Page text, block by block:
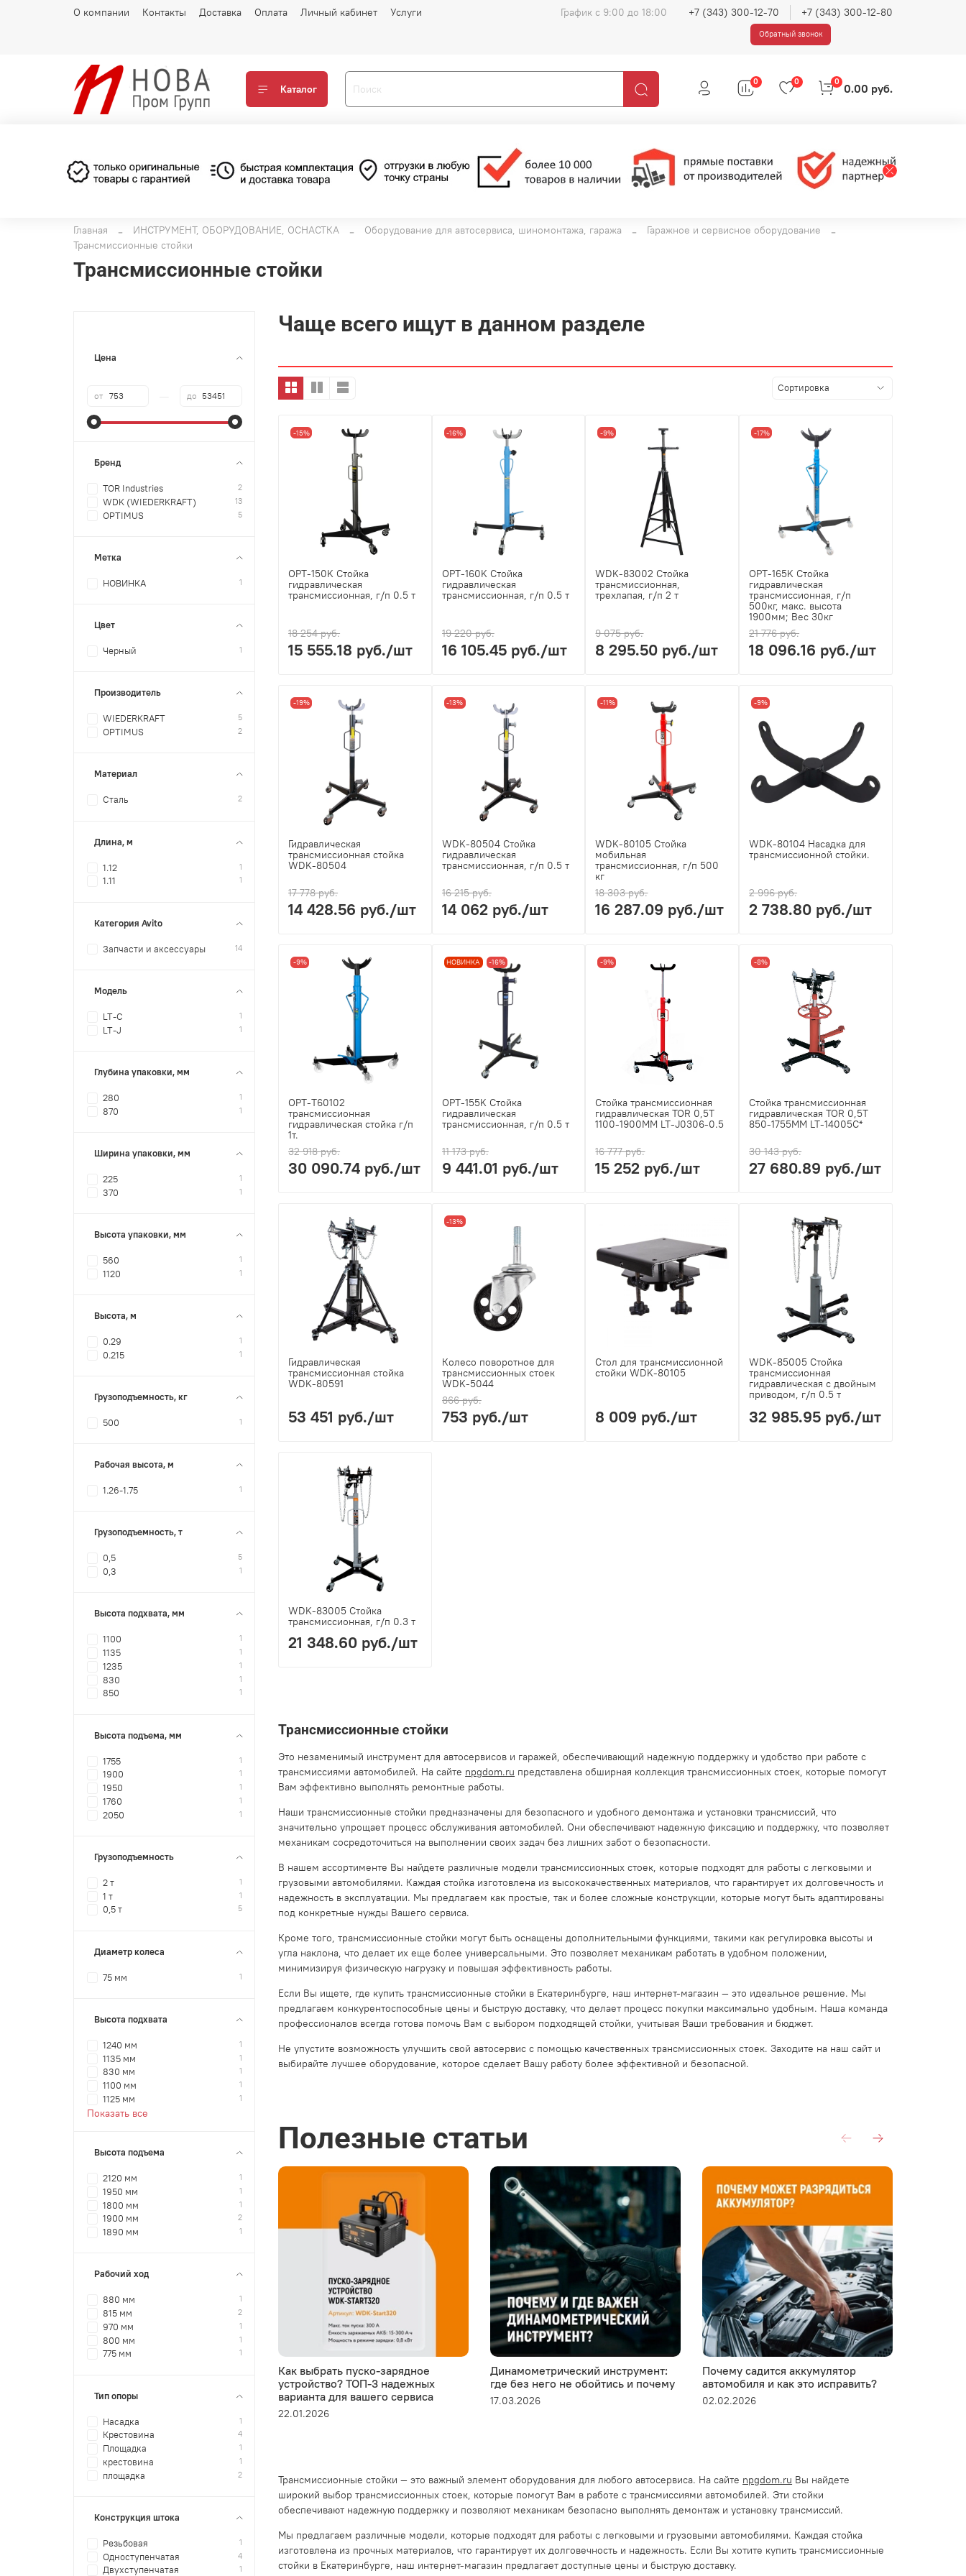
О компании Контакты Доставка Оплата Личный кабинет Услуги График с 9:00 до 18:00 +7 (343) 300-12-70 +7 (343) 300-12-80
Обратный звонок
Каталог
0 0 0 0.00 руб.
Главная ИНСТРУМЕНТ, ОБОРУДОВАНИЕ, ОСНАСТКА Оборудование для автосервиса, шиномонтажа, гаража
Гаражное и сервисное оборудование
Трансмиссионные стойки
Трансмиссионные стойки
Чаще всего ищут в данном разделе
-15%
OPT-150K Стойка
гидравлическая
трансмиссионная, г/п 0.5 т
18 254 руб.
15 555.18 руб./шт
-16%
OPT-160K Стойка
гидравлическая
трансмиссионная, г/п 0.5 т
19 220 руб.
16 105.45 руб./шт
-9%
WDK-83002 Стойка
трансмиссионная,
трехлапая, г/п 2 т
9 075 руб.
8 295.50 руб./шт
-17%
OPT-165K Стойка
гидравлическая
трансмиссионная, г/п
500кг, макс. высота
1900мм; Вес 30кг
21 776 руб.
18 096.16 руб./шт
-19%
Гидравлическая
трансмиссионная стойка
WDK-80504
17 778 руб.
14 428.56 руб./шт
-13%
WDK-80504 Стойка
гидравлическая
трансмиссионная, г/п 0.5 т
16 215 руб.
14 062 руб./шт
-11%
WDK-80105 Стойка
мобильная
трансмиссионная, г/п 500
кг
18 303 руб.
16 287.09 руб./шт
-9%
WDK-80104 Насадка для
трансмиссионной стойки.
2 996 руб.
2 738.80 руб./шт
-9%
OPT-T60102
трансмиссионная
гидравлическая стойка г/п
1т.
32 918 руб.
30 090.74 руб./шт
НОВИНКА -16%
OPT-155K Стойка
гидравлическая
трансмиссионная, г/п 0.5 т
11 173 руб.
9 441.01 руб./шт
-9%
Стойка трансмиссионная
гидравлическая TOR 0,5T
1100-1900MM LT-J0306-0.5
16 777 руб.
15 252 руб./шт
-8%
Стойка трансмиссионная
гидравлическая TOR 0,5T
850-1755MM LT-14005C*
30 143 руб.
27 680.89 руб./шт
Гидравлическая
трансмиссионная стойка
WDK-80591
53 451 руб./шт
-13%
Колесо поворотное для
трансмиссионных стоек
WDK-5044
866 руб.
753 руб./шт
Стол для трансмиссионной
стойки WDK-80105
8 009 руб./шт
WDK-85005 Стойка
трансмиссионная
гидравлическая с двойным
приводом, г/п 0.5 т
32 985.95 руб./шт
WDK-83005 Стойка
трансмиссионная, г/п 0.3 т
21 348.60 руб./шт
Трансмиссионные стойки
Это незаменимый инструмент для автосервисов и гаражей, обеспечивающий надежную поддержку и удобство при работе с
трансмиссиями автомобилей. На сайте npgdom.ru представлена обширная коллекция трансмиссионных стоек, которые помогут
Вам эффективно выполнять ремонтные работы.
Наши трансмиссионные стойки предназначены для безопасного и удобного демонтажа и установки трансмиссий, что
значительно упрощает процесс обслуживания автомобилей. Они обеспечивают надежную фиксацию и поддержку, что позволяет
механикам сосредоточиться на выполнении своих задач без лишних забот о безопасности.
В нашем ассортименте Вы найдете различные модели трансмиссионных стоек, которые подходят для работы с легковыми и
грузовыми автомобилями. Каждая стойка изготовлена из высококачественных материалов, что гарантирует их долговечность и
надежность в эксплуатации. Мы предлагаем как простые, так и более сложные конструкции, которые могут быть адаптированы
под конкретные нужды Вашего сервиса.
Кроме того, трансмиссионные стойки могут быть оснащены дополнительными функциями, такими как регулировка высоты и
угла наклона, что делает их еще более универсальными. Это позволяет механикам работать в удобном положении,
минимизируя физическую нагрузку и повышая эффективность работы.
Если Вы ищете, где купить трансмиссионные стойки в Екатеринбурге, наш интернет-магазин — это идеальное решение. Мы
предлагаем конкурентоспособные цены и быструю доставку, что делает процесс покупки максимально удобным. Наша команда
профессионалов всегда готова помочь Вам с выбором подходящей стойки, учитывая Ваши требования и бюджет.
Не упустите возможность улучшить свой автосервис с помощью качественных трансмиссионных стоек. Заходите на наш сайт и
выбирайте лучшее оборудование, которое сделает Вашу работу более эффективной и безопасной.
Полезные статьи
Как выбрать пуско-зарядное
устройство? ТОП-3 надежных
варианта для вашего сервиса
22.01.2026
Динамометрический инструмент:
где без него не обойтись и почему
17.03.2026
Почему садится аккумулятор
автомобиля и как это исправить?
02.02.2026
Трансмиссионные стойки — это важный элемент оборудования для любого автосервиса. На сайте npgdom.ru Вы найдете
широкий выбор трансмиссионных стоек, которые помогут Вам в работе с трансмиссиями автомобилей. Эти стойки
обеспечивают надежную поддержку и позволяют механикам безопасно выполнять демонтаж и установку трансмиссий.
Мы предлагаем различные модели, которые подходят для работы с легковыми и грузовыми автомобилями. Каждая стойка
изготовлена из прочных материалов, что гарантирует их долговечность и надежность. Если Вы хотите купить трансмиссионные
стойки в Екатеринбурге, наш интернет-магазин предлагает доступные цены и быструю доставку.
Цена
от до
Бренд
TOR Industries 2
WDK (WIEDERKRAFT) 13
OPTIMUS 5
Метка
НОВИНКА 1
Цвет
Черный 1
Производитель
WIEDERKRAFT 5
OPTIMUS 2
Материал
Сталь 2
Длина, м
1.12 1
1.11 1
Категория Avito
Запчасти и аксессуары 14
Модель
LT-C 1
LT-J 1
Глубина упаковки, мм
280 1
870 1
Ширина упаковки, мм
225 1
370 1
Высота упаковки, мм
560 1
1120 1
Высота, м
0.29 1
0.215 1
Грузоподъемность, кг
500 1
Рабочая высота, м
1.26-1.75 1
Грузоподъемность, т
0,5 5
0,3 1
Высота подхвата, мм
1100 1
1135 1
1235 1
830 1
850 1
Высота подъема, мм
1755 1
1900 1
1950 1
1760 1
2050 1
Грузоподъемность
2 т 1
1 т 1
0,5 т 5
Диаметр колеса
75 мм 1
Высота подхвата
1240 мм 1
1135 мм 1
830 мм 1
1100 мм 1
1125 мм 1
Показать все
Высота подъема
2120 мм 1
1950 мм 1
1800 мм 1
1900 мм 2
1890 мм 1
Рабочий ход
880 мм 1
815 мм 2
970 мм 1
800 мм 1
775 мм 1
Тип опоры
Насадка 1
Крестовина 4
Площадка 1
крестовина 1
площадка 2
Конструкция штока
Резьбовая 1
Одноступенчатая 4
Двухступенчатая 1